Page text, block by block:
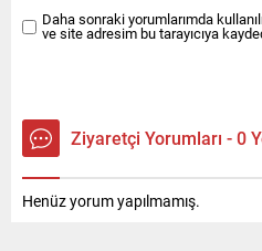
Daha sonraki yorumlarımda
ve site adresim bu tarayıcıya
Ziyaretçi Yorumları - 0
Henüz yorum yapılmamış.